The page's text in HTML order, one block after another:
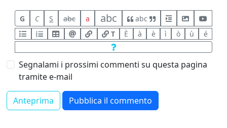
G C S abc a abc
abc
T
È à è ì ò ù é
Segnalami i prossimi commenti su questa pagina
tramite e-mail